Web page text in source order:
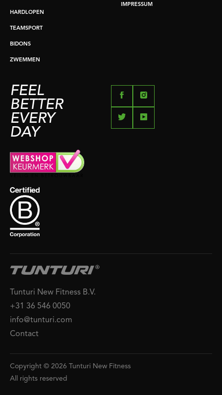
HARDLOPEN
TEAMSPORT
BIDONS
ZWEMMEN
IMPRESSUM
FEEL
BETTER
EVERY
DAY
Tunturi New Fitness B.V.
+31 36 546 0050
info@tunturi.com
Contact
Copyright © 2026 Tunturi New Fitness
All rights reserved